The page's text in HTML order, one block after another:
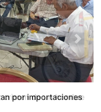
por importaciones
Next